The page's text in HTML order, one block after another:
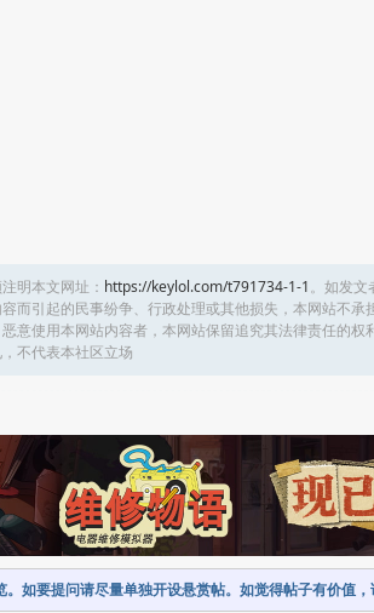
明本文网址： https://keylol.com/t791734-1-1。如发文
而引起的民事纷争、行政处理或其他损失，本网站不承
意使用本网站内容者，本网站保留追究其法律责任的权
不代表本社区立场
。如要提问请尽量单独开设悬赏帖。如觉得帖子有价值